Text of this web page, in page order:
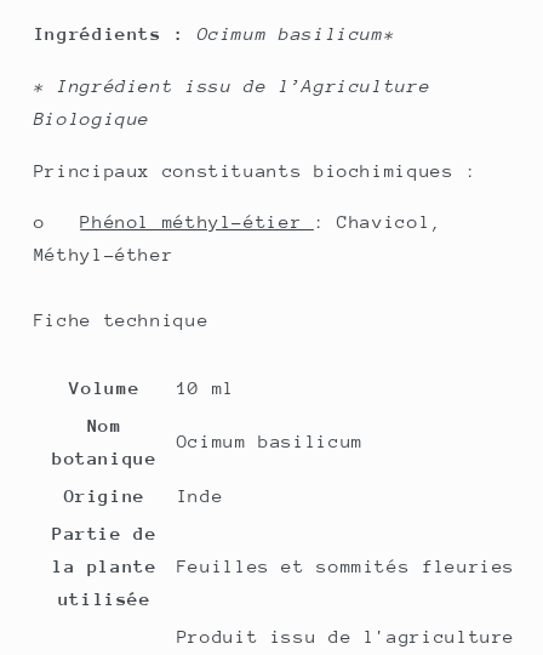
Ingrédients :Ocimum basilicum*
* Ingrédient issu de l’Agriculture
Biologique
Principaux constituants biochimiques :
oPhénol méthyl-étier
: Chavicol,
Méthyl-éther
Fiche technique
Volume
10 ml
Nom
botanique
Ocimum basilicum
Origine
Inde
Partie de
la plante
utilisée
Feuilles et sommités fleuries
Produit issu de l'agriculture